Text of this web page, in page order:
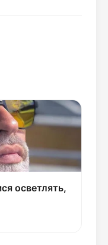
осветлять,